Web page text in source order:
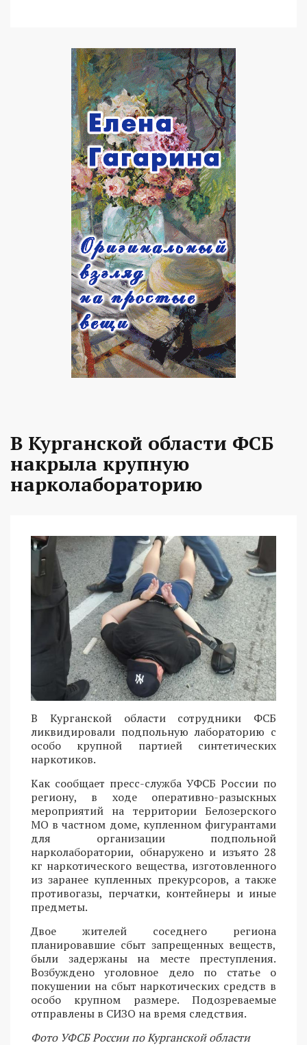
В Курганской области ФСБ
накрыла крупную
нарколабораторию
В Курганской области сотрудники ФСБ
ликвидировали подпольную лабораторию с
особо крупной партией синтетических
наркотиков.
Как сообщает пресс-служба УФСБ России по
региону, в ходе оперативно-разыскных
мероприятий на территории Белозерского
МО в частном доме, купленном фигурантами
для организации подпольной
нарколаборатории, обнаружено и изъято 28
кг наркотического вещества, изготовленного
из заранее купленных прекурсоров, а также
противогазы, перчатки, контейнеры и иные
предметы.
Двое жителей соседнего региона
планировавшие сбыт запрещенных веществ,
были задержаны на месте преступления.
Возбуждено уголовное дело по статье о
покушении на сбыт наркотических средств в
особо крупном размере. Подозреваемые
отправлены в СИЗО на время следствия.
Фото УФСБ России по Курганской области